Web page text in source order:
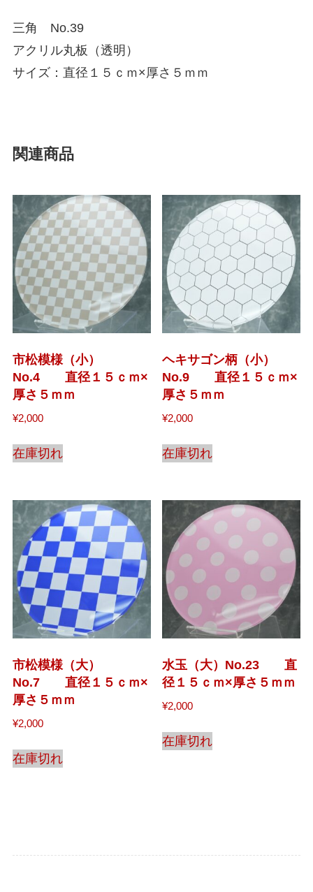
三角 No.39
アクリル丸板（透明）
サイズ：直径１５ｃｍ×厚さ５ｍｍ
関連商品
市松模様（小）
No.4 直径１５ｃｍ×
厚さ５ｍｍ
¥2,000
在庫切れ
ヘキサゴン柄（小）
No.9 直径１５ｃｍ×
厚さ５ｍｍ
¥2,000
在庫切れ
市松模様（大）
No.7 直径１５ｃｍ×
厚さ５ｍｍ
¥2,000
在庫切れ
水玉（大）No.23 直
径１５ｃｍ×厚さ５ｍｍ
¥2,000
在庫切れ